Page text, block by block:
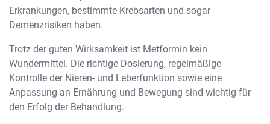
Erkrankungen, bestimmte Krebsarten und sogar
Demenzrisiken haben.
Trotz der guten Wirksamkeit ist Metformin kein
Wundermittel. Die richtige Dosierung, regelmäßige
Kontrolle der Nieren- und Leberfunktion sowie eine
Anpassung an Ernährung und Bewegung sind wichtig für
den Erfolg der Behandlung.